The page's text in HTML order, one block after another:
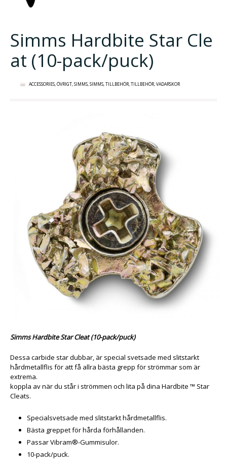
Simms Hardbite Star Cle
at (10-pack/puck)
ACCESSORIES,ÖVRIGT,SIMMS,SIMMS,TILLBEHÖR,TILLBEHÖR,VADARSKOR
Simms Hardbite Star Cleat (10-pack/puck)
Dessa carbide star dubbar, är special svetsade med slitstarkt
hårdmetallflis för att få allra bästa grepp för strömmar som är
extrema.
koppla av när du står i strömmen och lita på dina Hardbite ™ Star
Cleats.
Specialsvetsade med slitstarkt hårdmetallflis.
Bästa greppet för hårda förhållanden.
Passar Vibram®-Gummisulor.
10-pack/puck.